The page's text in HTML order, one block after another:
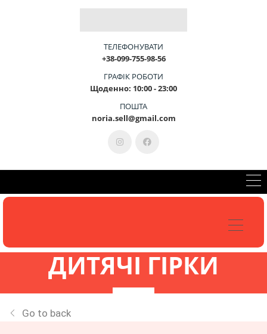
АГОУСТРІ
ЦЕМИ
КОНСУЛЬТАЦІЯ 099-755-98-56
ТЕЛЕФОНУВАТИ
+38-099-755-98-56
ГРАФІК РОБОТИ
Щоденно: 10:00 - 23:00
ПОШТА
noria.sell@gmail.com
ДИТЯЧІ ГІРКИ
Go to back